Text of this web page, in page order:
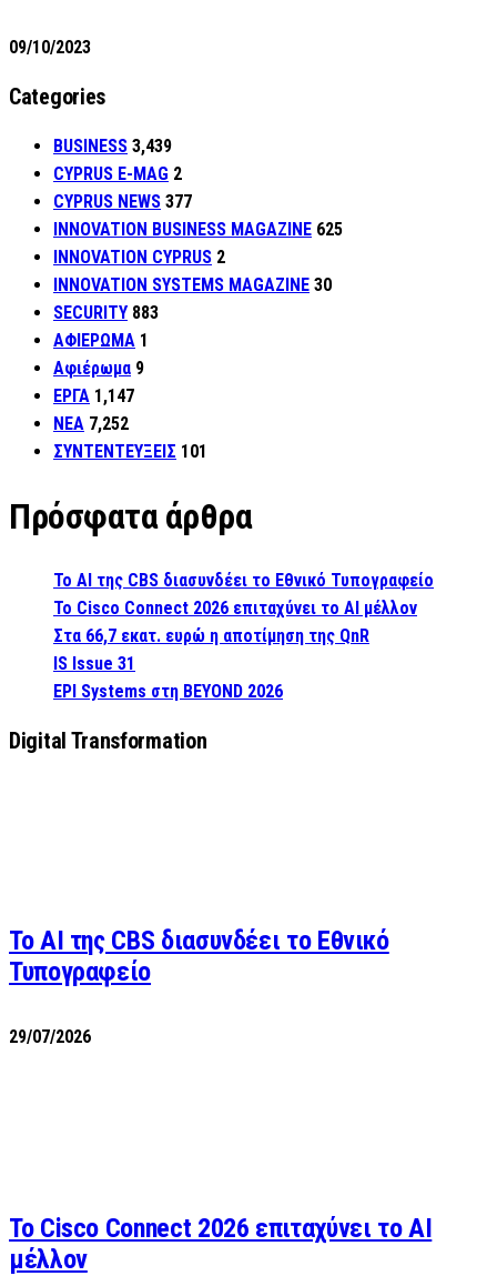
09/10/2023
Categories
BUSINESS 3,439
CYPRUS E-MAG 2
CYPRUS NEWS 377
INNOVATION BUSINESS MAGAZINE 625
INNOVATION CYPRUS 2
INNOVATION SYSTEMS MAGAZINE 30
SECURITY 883
ΑΦΙΕΡΩΜΑ 1
Αφιέρωμα 9
ΕΡΓΑ 1,147
ΝΕΑ 7,252
ΣΥΝΤΕΝΤΕΥΞΕΙΣ 101
Πρόσφατα άρθρα
Το AI της CBS διασυνδέει το Εθνικό Τυπογραφείο
Το Cisco Connect 2026 επιταχύνει το AI μέλλον
Στα 66,7 εκατ. ευρώ η αποτίμηση της QnR
IS Issue 31
EPI Systems στη BEYOND 2026
Digital Transformation
Το AI της CBS διασυνδέει το Εθνικό
Τυπογραφείο
29/07/2026
Το Cisco Connect 2026 επιταχύνει το AI
μέλλον